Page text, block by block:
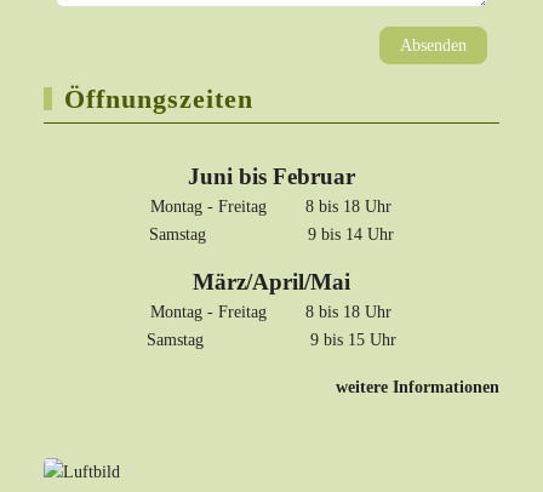
Absenden
Öffnungszeiten
Juni bis Februar
Montag - Freitag 8 bis 18 Uhr
Samstag 9 bis 14 Uhr
März/April/Mai
Montag - Freitag 8 bis 18 Uhr
Samstag 9 bis 15 Uhr
weitere Informationen